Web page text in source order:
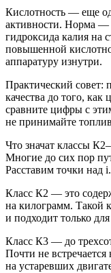
Кислотность — еще
активности. Норма —
гидроксида калия на
повышенной
аппаратуру изнутри.
Практический совет:
качества до того, как
сравните цифры с
не принимайте
Что значат классы
Многие до сих пор
Расставим точки над i.
Класс К2 — это
на килограмм. Такой
и подходит только
Класс К3 — до
Почти не
на устаревших